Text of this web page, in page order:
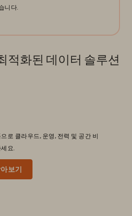
니다.
적화된 데이터 솔루션
로 클라우드, 운영, 전력 및 공간 비
요.
보기